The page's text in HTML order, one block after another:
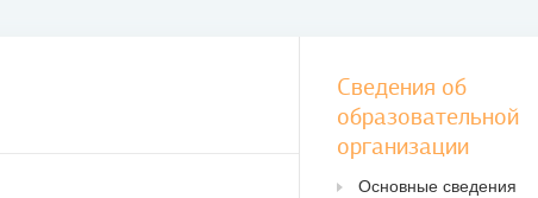
Сведения об
образовательной
организации
Основные сведения